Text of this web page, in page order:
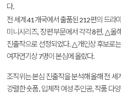
다.
전세계41개국에서출품된 212편의드라
미니시리즈, 장편부문에서각각8편, △올
진출작으로선정되었다. △개인상후보로는
여자연기상7명이본심에올랐다.
조직위는본심진출작을분석해올해전세
강렬한숏폼, 입체적여성주인공, 작품다